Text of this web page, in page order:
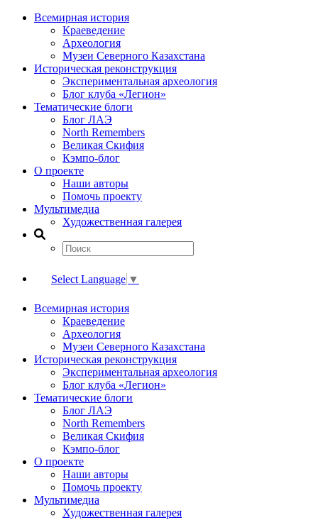
Всемирная история
Краеведение
Археология
Музеи Северного Казахстана
Историческая реконструкция
Экспериментальная археология
Блог клуба «Легион»
Тематические блоги
Блог ЛАЭ
North Remembers
Великая Скифия
Кэмпо-блог
О проекте
Наши авторы
Помочь проекту
Мультимедиа
Художественная галерея
Select Language ▼
Всемирная история
Краеведение
Археология
Музеи Северного Казахстана
Историческая реконструкция
Экспериментальная археология
Блог клуба «Легион»
Тематические блоги
Блог ЛАЭ
North Remembers
Великая Скифия
Кэмпо-блог
О проекте
Наши авторы
Помочь проекту
Мультимедиа
Художественная галерея